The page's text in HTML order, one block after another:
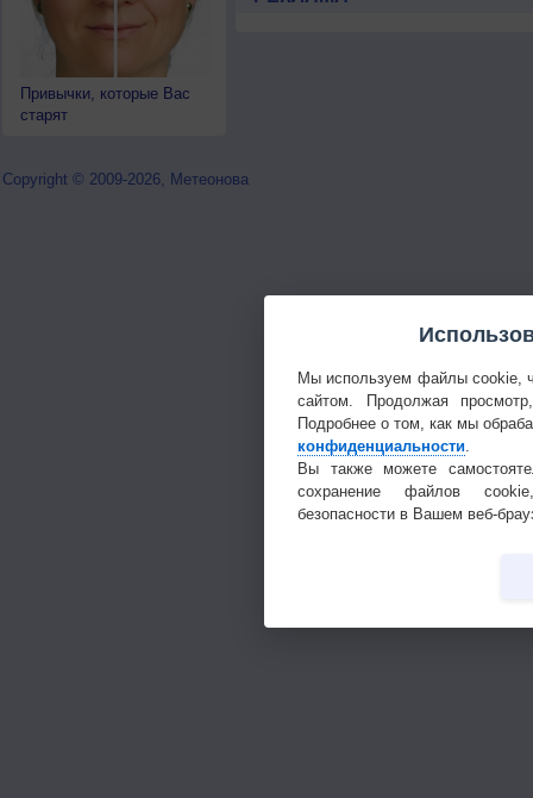
Привычки, которые Вас
старят
Copyright © 2009-2026, Метеонова
Мы используем файлы cookie,
сайтом. Продолжая
Подробнее о том, как мы
конфиденциальности.
Вы также можете
сохранение файлов
безопасности в Вашем веб-